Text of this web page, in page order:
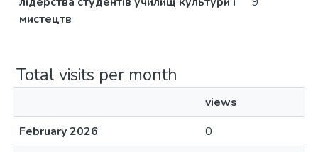
мистецтв
Total visits per month
views
February 2026
0